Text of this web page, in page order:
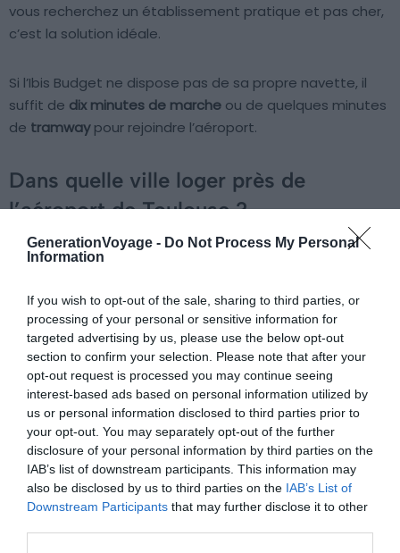
GenerationVoyage - Do Not Process My Personal
Information
If you wish to opt-out of the sale, sharing to third parties, or
processing of your personal or sensitive information for
targeted advertising by us, please use the below opt-out
section to confirm your selection. Please note that after your
opt-out request is processed you may continue seeing
interest-based ads based on personal information utilized by
us or personal information disclosed to third parties prior to
your opt-out. You may separately opt-out of the further
disclosure of your personal information by third parties on the
IAB’s list of downstream participants. This information may
also be disclosed by us to third parties on the IAB’s List of
Downstream Participants that may further disclose it to other
vous recherchez un établissement pratique et pas cher,
c’est la solution idéale.
Si l’Ibis Budget ne dispose pas de sa propre navette, il
suffit de dix minutes de marche ou de quelques minutes
de tramwaypour rejoindre l’aéroport.
Dans quelle ville loger près de
l’aéroport de Toulouse ?